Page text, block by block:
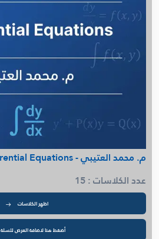
م. محمد العتيبي - Differential Equations
عدد الكلاسات : 15
اظهر الكلاسات
أضغط هنا لاضافة العرض للسلة